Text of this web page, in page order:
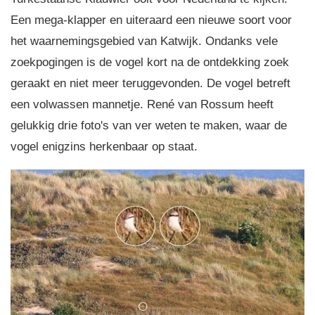
Een mega-klapper en uiteraard een nieuwe soort voor
het waarnemingsgebied van Katwijk. Ondanks vele
zoekpogingen is de vogel kort na de ontdekking zoek
geraakt en niet meer teruggevonden. De vogel betreft
een volwassen mannetje. René van Rossum heeft
gelukkig drie foto's van ver weten te maken, waar de
vogel enigzins herkenbaar op staat.